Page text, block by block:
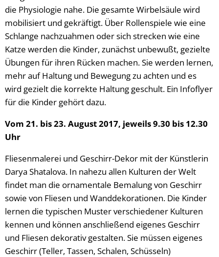
die Physiologie nahe. Die gesamte Wirbelsäule wird
mobilisiert und gekräftigt. Über Rollenspiele wie eine
Schlange nachzuahmen oder sich strecken wie eine
Katze werden die Kinder, zunächst unbewußt, gezielte
Übungen für ihren Rücken machen. Sie werden lernen,
mehr auf Haltung und Bewegung zu achten und es
wird gezielt die korrekte Haltung geschult. Ein Infoflyer
für die Kinder gehört dazu.
Vom 21. bis 23. August 2017, jeweils 9.30 bis 12.30
Uhr
Fliesenmalerei und Geschirr-Dekor mit der Künstlerin
Darya Shatalova. In nahezu allen Kulturen der Welt
findet man die ornamentale Bemalung von Geschirr
sowie von Fliesen und Wanddekorationen. Die Kinder
lernen die typischen Muster verschiedener Kulturen
kennen und können anschließend eigenes Geschirr
und Fliesen dekorativ gestalten. Sie müssen eigenes
Geschirr (Teller, Tassen, Schalen, Schüsseln)